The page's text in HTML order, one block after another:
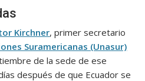
Kirchner, primer secretario
Suramericanas (Unasur)
de la sede de ese
después de que Ecuador se